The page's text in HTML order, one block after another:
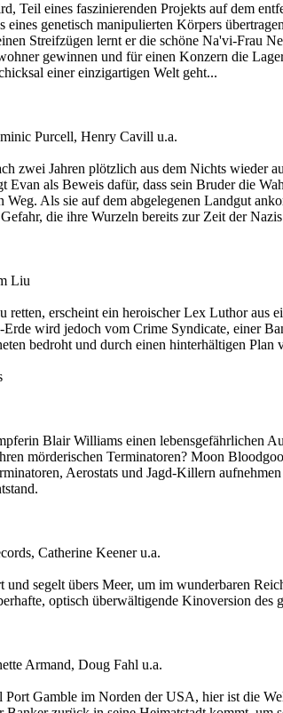
Teil eines faszinierenden Projekts auf dem
eines genetisch manipulierten Körpers
Streifzügen lernt er die schöne Na'vi-Frau
gewinnen und für einen Konzern die
einer einzigartigen Welt geht...
Purcell, Henry Cavill u.a.
zwei Jahren plötzlich aus dem Nichts
Evan als Beweis dafür, dass sein Bruder die
Als sie auf dem abgelegenen Landgut
die ihre Wurzeln bereits zur Zeit der
Liu
retten, erscheint ein heroischer Lex Luthor
wird jedoch vom Crime Syndicate, einer
bedroht und durch einen hinterhältigen
Blair Williams einen lebensgefährlichen
mörderischen Terminatoren? Moon
Aerostats und Jagd-Killern
Catherine Keener u.a.
segelt übers Meer, um im wunderbaren
optisch überwältigende Kinoversion
Armand, Doug Fahl u.a.
Gamble im Norden der USA, hier ist die